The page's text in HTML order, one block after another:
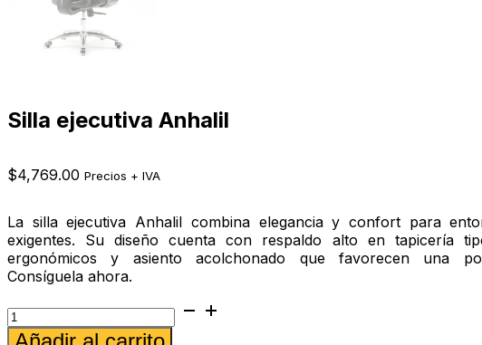
Silla ejecutiva Anhalil
$4,769.00 Precios + IVA
La silla ejecutiva Anhalil combina elegancia y confort para
exigentes. Su diseño cuenta con respaldo alto en tapicería
ergonómicos y asiento acolchonado que favorecen una
Consíguela ahora.
Silla
ejecutiva
Anhalil